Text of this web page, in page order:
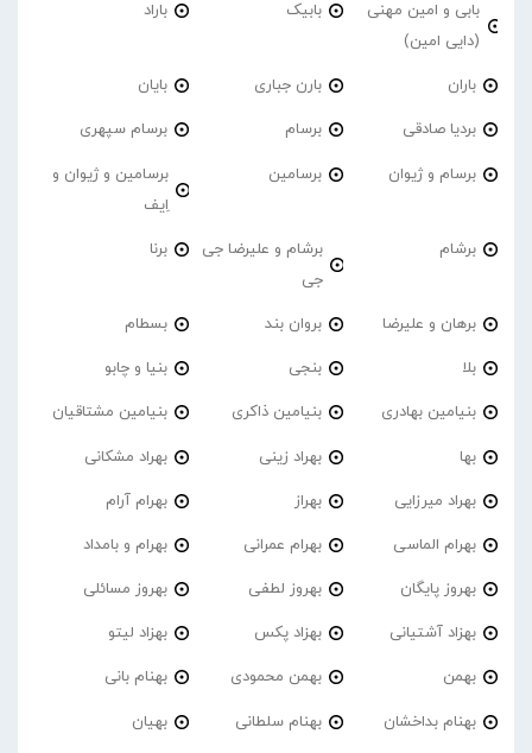
بابی و امین مهنی
(دایی امین)
بابیک باراد
باران بارن جباری بایان
بردیا صادقی برسام برسام سپهری
برسام و ژیوان برسامین
برسامین و ژیوان و
اِیف
برشام
برشام و علیرضا جی
جی
برنا
برهان و علیرضا بروان بند بسطام
بلا بنجی بنیا و چابو
بنیامین بهادری بنیامین ذاکری بنیامین مشتاقیان
بها بهراد زینی بهراد مشکانی
بهراد میرزایی بهراز بهرام آرام
بهرام الماسی بهرام عمرانی بهرام و بامداد
بهروز پایگان بهروز لطفی بهروز مسائلی
بهزاد آشتیانی بهزاد پکس بهزاد لیتو
بهمن بهمن محمودی بهنام بانی
بهنام بداخشان بهنام سلطانی بهیان